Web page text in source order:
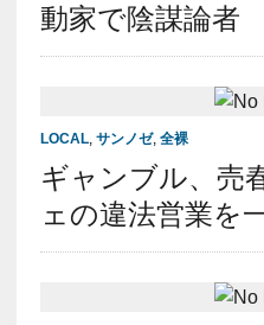
動家で陰謀論者
LOCAL, サンノゼ, 全裸
ギャンブル、売
ェの違法営業を